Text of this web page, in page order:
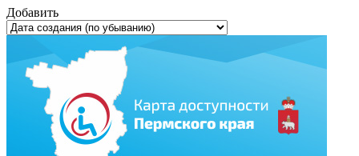
Добавить